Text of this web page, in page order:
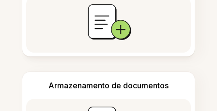
Armazenamento de documentos